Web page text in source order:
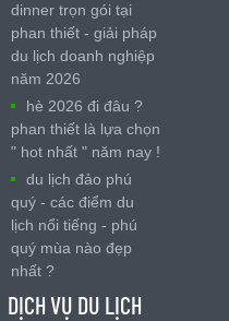
dinner trọn gói tại
phan thiết - giải pháp
du lịch doanh nghiệp
năm 2026
hè 2026 đi đâu ?
phan thiết là lựa chọn
" hot nhất " năm nay !
du lịch đảo phú
quý - các điểm du
lịch nổi tiếng - phú
quý mùa nào đẹp
nhất ?
DỊCH VỤ DU LỊCH